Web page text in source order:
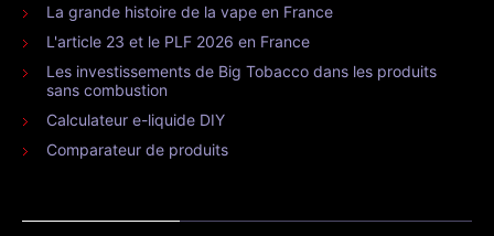
La grande histoire de la vape en France
L'article 23 et le PLF 2026 en France
Les investissements de Big Tobacco dans les produits
sans combustion
Calculateur e-liquide DIY
Comparateur de produits